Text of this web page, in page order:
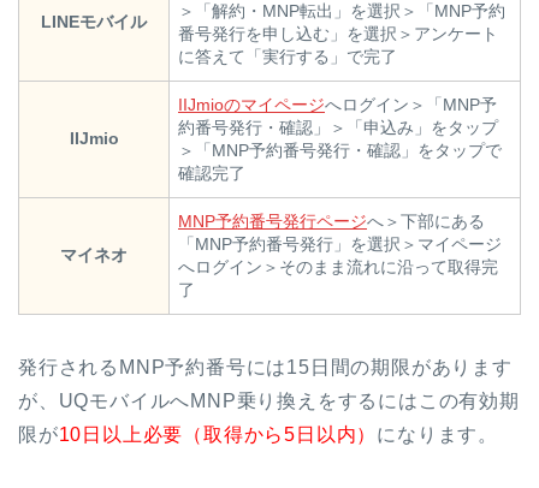
LINEモバイル
＞「解約・MNP転出」を選択＞「MNP予約
番号発行を申し込む」を選択＞アンケート
に答えて「実行する」で完了
IIJmio
IIJmioのマイページへログイン＞「MNP予
約番号発行・確認」＞「申込み」をタップ
＞「MNP予約番号発行・確認」をタップで
確認完了
マイネオ
MNP予約番号発行ページへ＞下部にある
「MNP予約番号発行」を選択＞マイページ
へログイン＞そのまま流れに沿って取得完
了
発行されるMNP予約番号には15日間の期限があります
が、UQモバイルへMNP乗り換えをするにはこの有効期
限が10日以上必要（取得から5日以内） になります。